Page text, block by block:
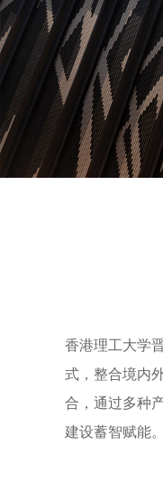
香港理工大学
式，整合境内
合，通过多种
建设蓄智赋能。